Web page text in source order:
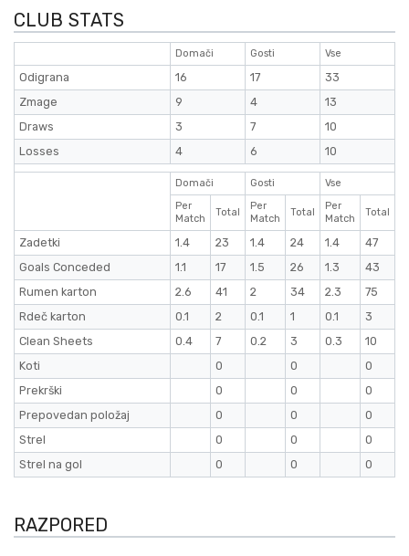
CLUB STATS
Domači Gosti Vse
Odigrana 16 17
33
Zmage
9 4
13
Draws
3 7
10
Losses
4 6 10
Domači Gosti
Vse
Per
Match
Total
Per
Match
Total
Per
Match
Total
Zadetki 1.4 23 1.4 24 1.4
47
Goals Conceded
1.1 17 1.5 26 1.3
43
Rumen karton
2.6 41 2 34 2.3
75
Rdeč karton
0.1 2 0.1 1 0.1
3
Clean Sheets
0.4 7 0.2 3 0.3
10
Koti
0 0
0
Prekrški
0 0
0
Prepovedan položaj
0 0
0
Strel
0 0
0
Strel na gol
0 0 0
RAZPORED